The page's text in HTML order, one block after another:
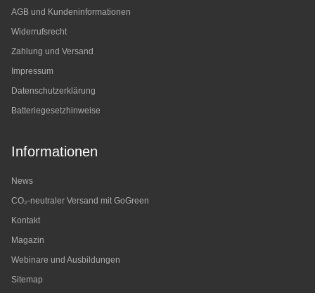
AGB und Kundeninformationen
Widerrufsrecht
Zahlung und Versand
Impressum
Datenschutzerklärung
Batteriegesetzhinweise
Informationen
News
CO₂-neutraler Versand mit GoGreen
Kontakt
Magazin
Webinare und Ausbildungen
Sitemap